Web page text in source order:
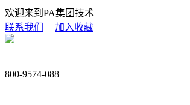
欢迎来到PA集团技术
联系我们
| 加入收藏
800-9574-088